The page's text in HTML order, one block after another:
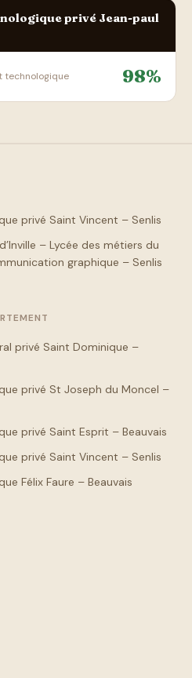
privé Jean-paul
technologique 98%
privé Saint Vincent – Senlis
– Lycée des métiers du
graphique – Senlis
privé Saint Dominique –
privé St Joseph du Moncel –
privé Saint Esprit – Beauvais
privé Saint Vincent – Senlis
Félix Faure – Beauvais